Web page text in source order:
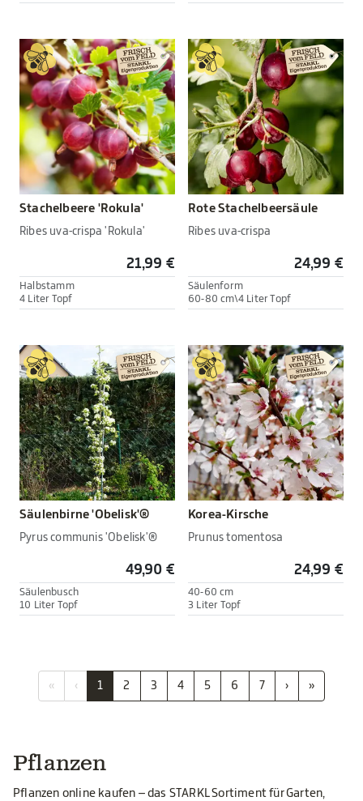
Stachelbeere 'Rokula'
Ribes uva-crispa 'Rokula'
21,99 €
Halbstamm
4 Liter Topf
Rote Stachelbeersäule
Ribes uva-crispa
24,99 €
Säulenform
60-80 cm\4 Liter Topf
Säulenbirne 'Obelisk'®
Pyrus communis 'Obelisk'®
49,90 €
Säulenbusch
10 Liter Topf
Korea-Kirsche
Prunus tomentosa
24,99 €
40-60 cm
3 Liter Topf
« ‹ 1 2 3 4 5 6 7 › »
Pflanzen
Pflanzen online kaufen – das STARKL Sortiment für Garten,